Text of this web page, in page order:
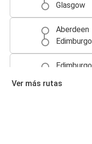
Glasgow
Aberdeen
Edimburgo
Edimburgo
Ver más rutas